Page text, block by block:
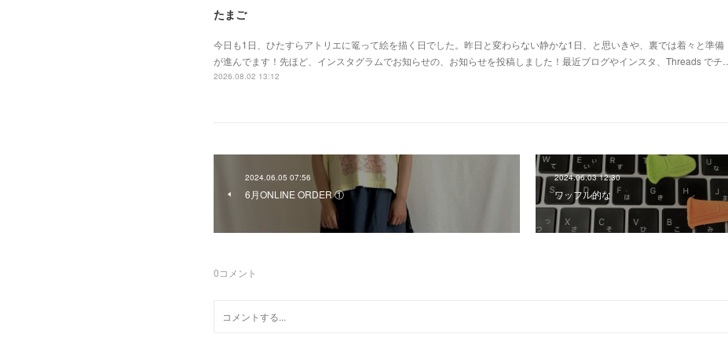
たまご
今日も1日、ひたすらアトリエに篭って絵を描く日でした。昨日と変わらない静かな1日、と思いきや、裏では着々と準備
が進んでます！先ほど、インスタグラムでお知らせの、お知らせを投稿しました！最近ブログやインスタ、Threads でチ…
2026.08.02 13:12
2024.06.05 07:56
6月ONLINE ORDER ①
2024.06.03 12:30
ワッフル的な
0コメント